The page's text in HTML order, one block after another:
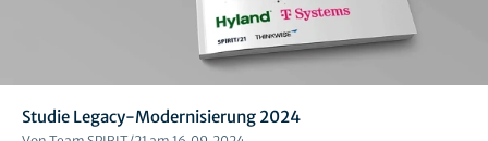
Studie Legacy-Modernisierung 2024